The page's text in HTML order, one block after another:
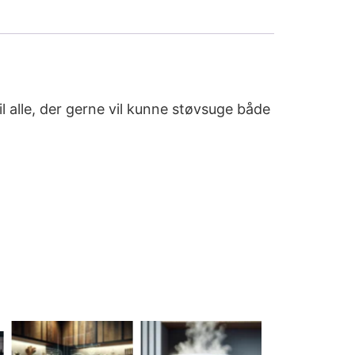
der gerne vil kunne støvsuge både